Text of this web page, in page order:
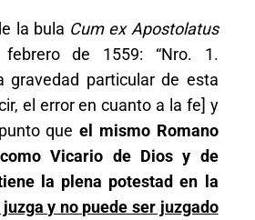
la bula Cum ex Apostolatus
de 1559: “Nro. 1.
gravedad particular de esta
el error en cuanto a la fe] y
queel mismo Romano
Vicario de Dios y de
la plena potestad en la
y no puede ser juzgado